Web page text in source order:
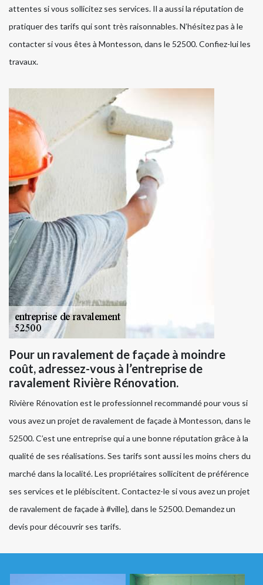
attentes si vous sollicitez ses services. Il a aussi la réputation de
pratiquer des tarifs qui sont très raisonnables. N’hésitez pas à le
contacter si vous êtes à Montesson, dans le 52500. Confiez-lui les
travaux.
Pour un ravalement de façade à moindre
coût, adressez-vous à l’entreprise de
ravalement Rivière Rénovation.
Rivière Rénovation est le professionnel recommandé pour vous si
vous avez un projet de ravalement de façade à Montesson, dans le
52500. C’est une entreprise qui a une bonne réputation grâce à la
qualité de ses réalisations. Ses tarifs sont aussi les moins chers du
marché dans la localité. Les propriétaires sollicitent de préférence
ses services et le plébiscitent. Contactez-le si vous avez un projet
de ravalement de façade à #ville}, dans le 52500. Demandez un
devis pour découvrir ses tarifs.